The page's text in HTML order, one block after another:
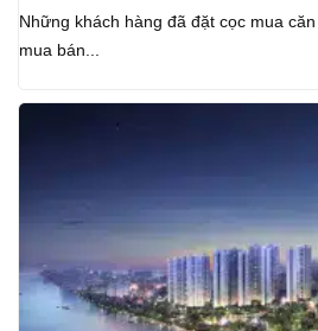
Những khách hàng đã đặt cọc mua
mua bán...